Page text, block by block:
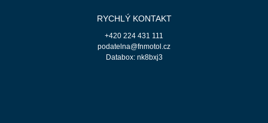
RYCHLÝ KONTAKT
+420 224 431 111
podatelna@fnmotol.cz
Databox: nk8bxj3